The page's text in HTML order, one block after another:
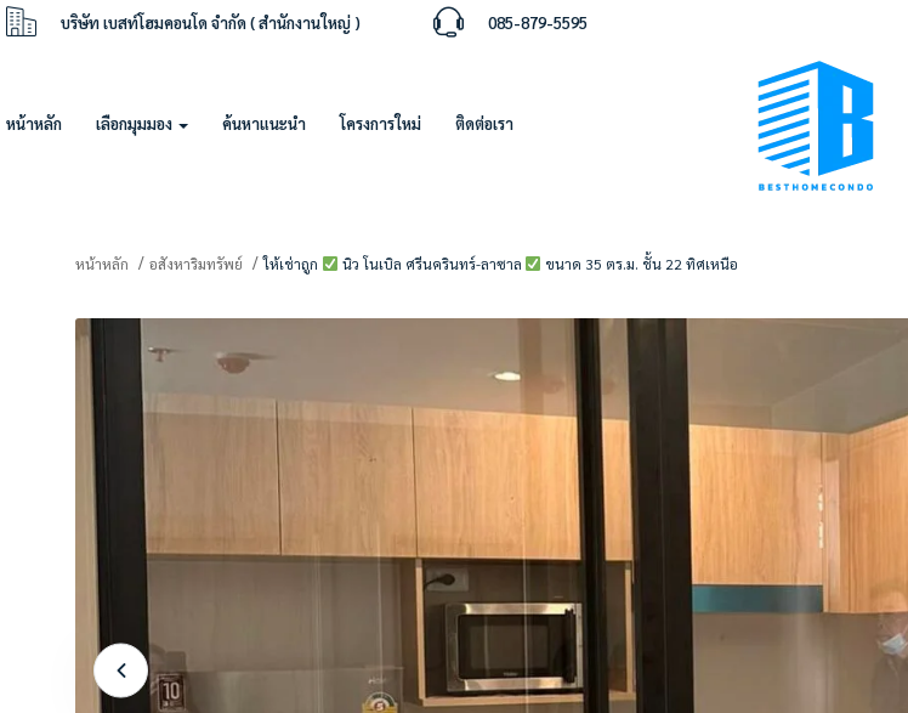
บริษัท เบสท์โฮมคอนโด จำกัด ( สำนักงานใหญ่ ) 085-879-5595
หน้าหลัก เลือกมุมมอง ค้นหาแนะนำ โครงการใหม่ ติดต่อเรา
หน้าหลัก อสังหาริมทรัพย์ ให้เช่าถูก นิว โนเบิล ศรีนครินทร์-ลาซาล ขนาด 35 ตร.ม. ชั้น 22 ทิศเหนือ